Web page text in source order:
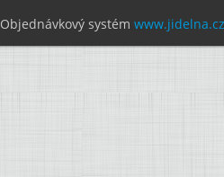
Objednávkový systém www.jidelna.cz